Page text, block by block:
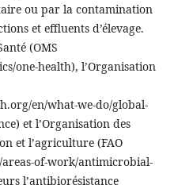
ou par la contamination
et effluents d’élevage.
(OMS
one-health), l’Organisation
en/what-we-do/global-
et l’Organisation des
et l’agriculture (FAO
of-work/antimicrobial-
l’antibiorésistance